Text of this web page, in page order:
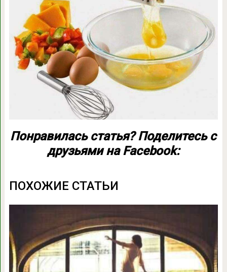
Понравилась статья? Поделитесь с
друзьями на Facebook:
ПОХОЖИЕ СТАТЬИ